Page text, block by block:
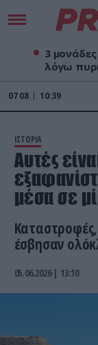
3
λόγω
07 08 10:39
ΙΣΤΟΡΙΑ
Αυτές
μέσα σε
έσβησαν
05.06.2026 | 13:10